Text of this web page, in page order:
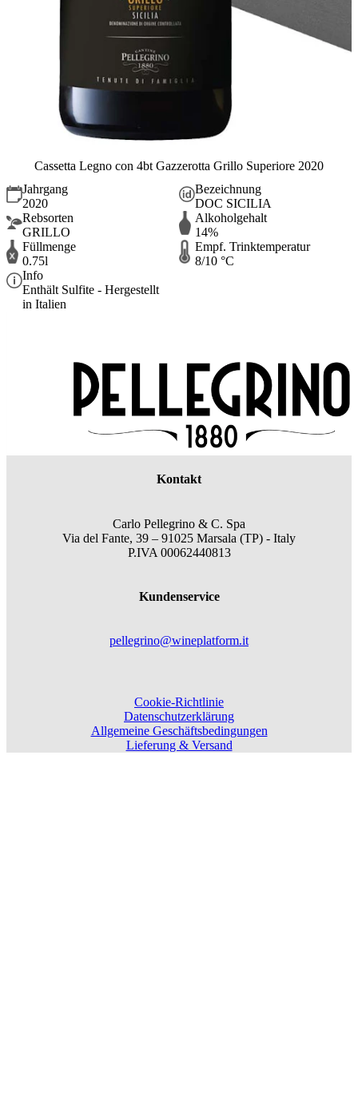
Cassetta Legno con 4bt Gazzerotta Grillo Superiore 2020
Jahrgang
2020
Bezeichnung
DOC SICILIA
Rebsorten
GRILLO
Alkoholgehalt
14%
Füllmenge
0.75l
Empf. Trinktemperatur
8/10 °C
Info
Enthält Sulfite - Hergestellt
in Italien
Kontakt
Carlo Pellegrino & C. Spa
Via del Fante, 39 – 91025 Marsala (TP) - Italy
P.IVA 00062440813
Kundenservice
pellegrino@wineplatform.it
Cookie-Richtlinie
Datenschutzerklärung
Allgemeine Geschäftsbedingungen
Lieferung & Versand